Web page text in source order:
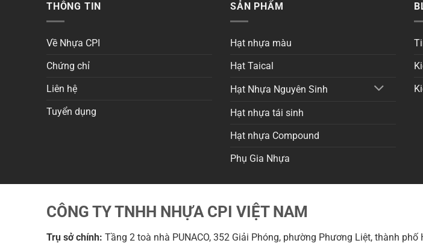
THÔNG TIN
Về Nhựa CPI
Chứng chỉ
Liên hệ
Tuyển dụng
SẢN PHẨM
Hạt nhựa màu
Hạt Taical
Hạt Nhựa Nguyên Sinh
Hạt nhựa tái sinh
Hạt nhựa Compound
Phụ Gia Nhựa
CÔNG TY TNHH NHỰA CPI VIỆT NAM
Trụ sở chính: Tầng 2 toà nhà PUNACO, 352 Giải Phóng, phường Phương Liệt, thành phố